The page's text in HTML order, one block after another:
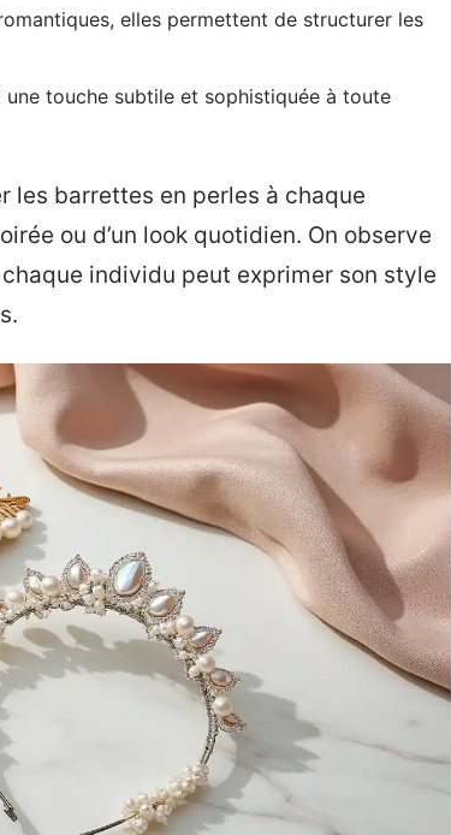
elles permettent de structurer les
touche subtile et sophistiquée à toute
les barrettes en perles à chaque
ou d’un look quotidien. On observe
individu peut exprimer son style